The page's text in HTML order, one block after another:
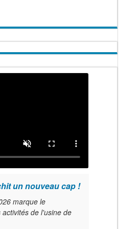
un nouveau cap !
marque le
de l'usine de